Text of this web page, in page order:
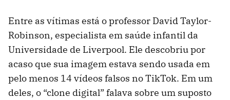
Entre as vítimas está o professor David Taylor-
Robinson, especialista em saúde infantil da
Universidade de Liverpool. Ele descobriu por
acaso que sua imagem estava sendo usada em
pelo menos 14 vídeos falsos no TikTok. Em um
deles, o “clone digital” falava sobre um suposto